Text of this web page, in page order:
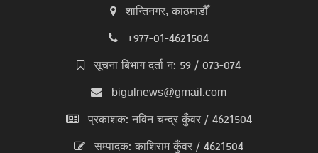
शान्तिनगर, काठमाडौँ
+977-01-4621504
सूचना बिभाग दर्ता न: 59 / 073-074
bigulnews@gmail.com
प्रकाशक: नविन चन्द्र कुँवर / 4621504
सम्पादक: काशिराम कुँवर / 4621504